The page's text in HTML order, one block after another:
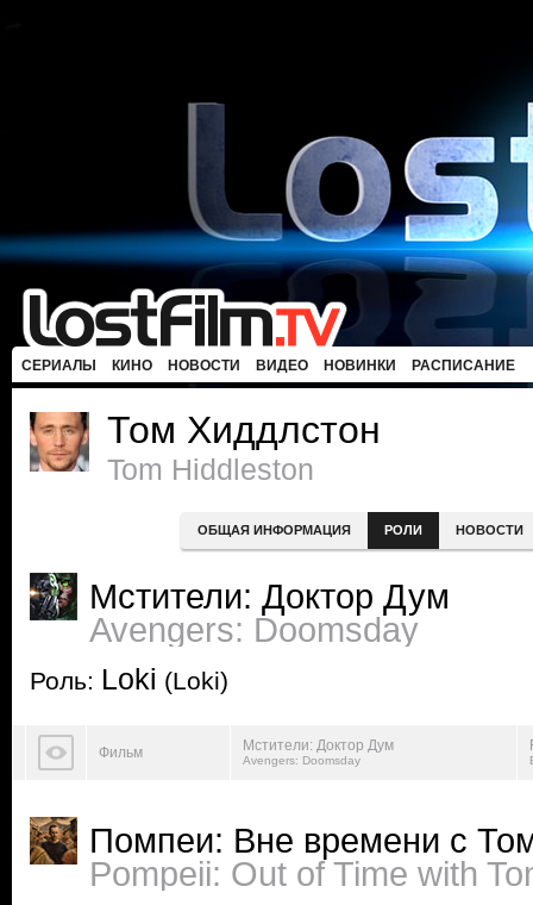
СЕРИАЛЫ КИНО НОВОСТИ ВИДЕО НОВИНКИ РАСПИСАНИЕ
Том Хиддлстон
Tom Hiddleston
ОБЩАЯ ИНФОРМАЦИЯ РОЛИ НОВОСТИ
Мстители: Доктор Дум
Avengers: Doomsday
Роль: Loki (Loki)
Фильм Мстители: Доктор Дум
Avengers: Doomsday
Помпеи: Вне времени с
Pompeii: Out of Time with